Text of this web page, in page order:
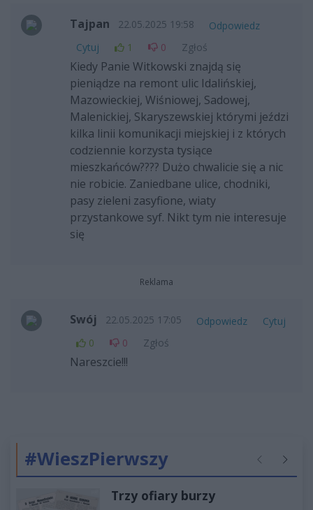
Tajpan 22.05.2025 19:58
Odpowiedz
Cytuj
1 0 Zgłoś
Kiedy Panie Witkowski znajdą się
pieniądze na remont ulic Idalińskiej,
Mazowieckiej, Wiśniowej, Sadowej,
Malenickiej, Skaryszewskiej którymi jeździ
kilka linii komunikacji miejskiej i z których
codziennie korzysta tysiące
mieszkańców???? Dużo chwalicie się a nic
nie robicie. Zaniedbane ulice, chodniki,
pasy zieleni zasyfione, wiaty
przystankowe syf. Nikt tym nie interesuje
się
Reklama
Swój 22.05.2025 17:05 Odpowiedz
Cytuj
0
0 Zgłoś
Nareszcie!!!
#WieszPierwszy Poprzednie
Trzy ofiary burzy